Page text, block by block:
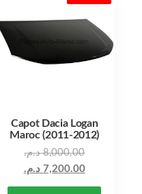
Capot Dacia Logan
Maroc (2011-2012)
8,000.00 د.م.
7,200.00 د.م.